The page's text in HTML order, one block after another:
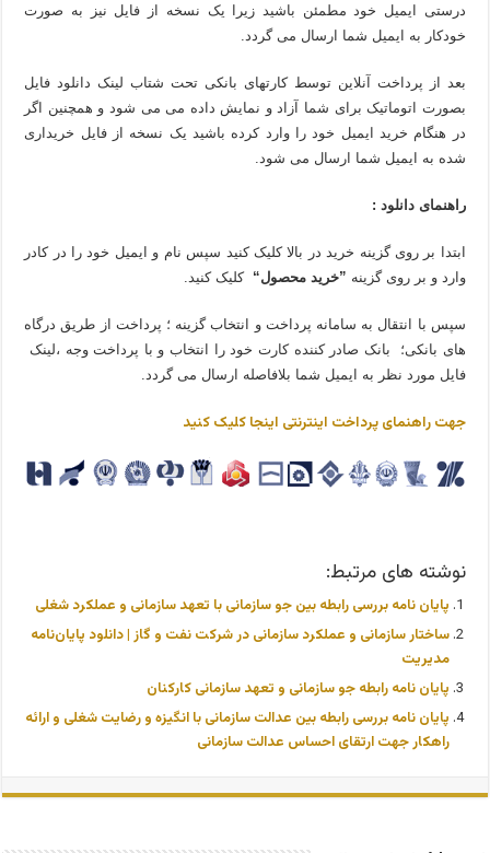
درستی ایمیل خود مطمئن باشید زیرا یک نسخه از فایل نیز به صورت
خودکار به ایمیل شما ارسال می گردد.
بعد از پرداخت آنلاین توسط کارتهای بانکی تحت شتاب لینک دانلود فایل
بصورت اتوماتیک برای شما آزاد و نمایش داده می می شود و همچنین اگر
در هنگام خرید ایمیل خود را وارد کرده باشید یک نسخه از فایل خریداری
شده به ایمیل شما ارسال می شود.
راهنمای دانلود :
ابتدا بر روی گزینه خرید در بالا کلیک کنید سپس نام و ایمیل خود را در کادر
وارد و بر روی گزینه ”خرید محصول“ کلیک کنید.
سپس با انتقال به سامانه پرداخت و انتخاب گزینه ؛ پرداخت از طریق درگاه
های بانکی؛ بانک صادر کننده کارت خود را انتخاب و با پرداخت وجه ،لینک
فایل مورد نظر به ایمیل شما بلافاصله ارسال می گردد.
جهت راهنمای پرداخت اینترنتی اینجا کلیک کنید
نوشته های مرتبط:
پایان نامه بررسی رابطه بین جو سازمانی با تعهد سازمانی و عملکرد شغلی
ساختار سازمانی و عملکرد سازمانی در شرکت نفت و گاز | دانلود پایان‌نامه
مدیریت
پایان نامه رابطه جو سازمانی و تعهد سازمانی کارکنان
پایان نامه بررسی رابطه بین عدالت سازمانی با انگیزه و رضایت شغلی و ارائه
راهکار جهت ارتقای احساس عدالت سازمانی